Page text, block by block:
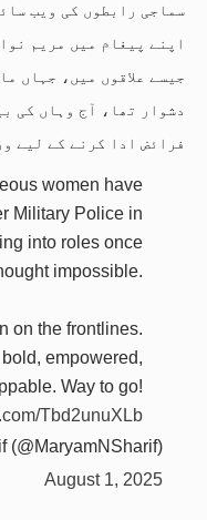
سماجی رابطوں کی ویب
اپنے پیغام میں مریم
جیسے علاقوں میں، جہاں
دشوار تھا، آج وہاں کی
فرائض ادا کرنے کے لیے
women have
Military Police in
into roles once
impossible.
on the frontlines.
empowered,
Way to go!
Tbd2unuXLb
(@MaryamNSharif)
August 1, 2025